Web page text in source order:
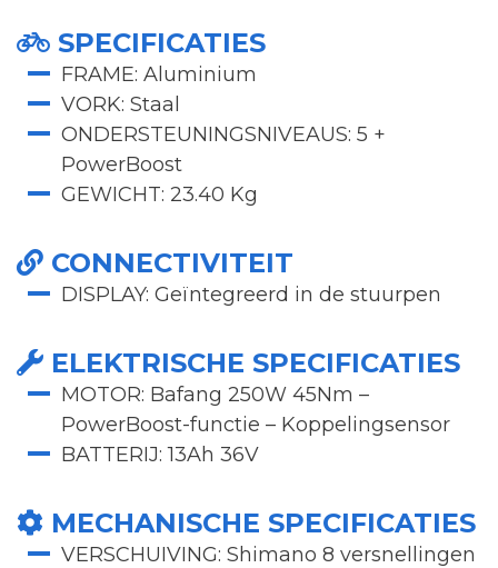
SPECIFICATIES
FRAME: Aluminium
VORK: Staal
ONDERSTEUNINGSNIVEAUS: 5 +
PowerBoost
GEWICHT: 23.40 Kg
CONNECTIVITEIT
DISPLAY: Geïntegreerd in de stuurpen
ELEKTRISCHE SPECIFICATIES
MOTOR: Bafang 250W 45Nm –
PowerBoost-functie – Koppelingsensor
BATTERIJ: 13Ah 36V
MECHANISCHE SPECIFICATIES
VERSCHUIVING: Shimano 8 versnellingen